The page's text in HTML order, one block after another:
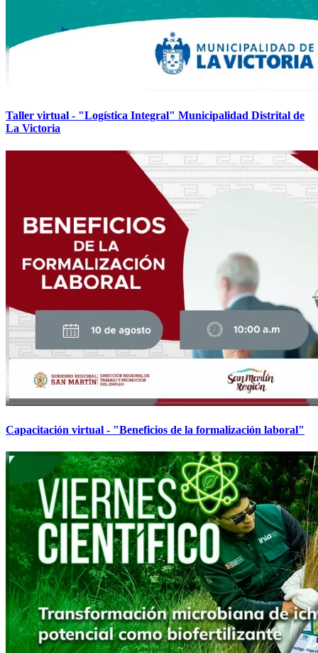
Taller virtual - "Logística Integral" Municipalidad Distrital de
La Victoria
Capacitación virtual - "Beneficios de la formalización laboral"